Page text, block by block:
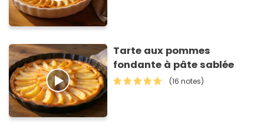
Tarte aux pommes
fondante à pâte sablée
(16 notes)